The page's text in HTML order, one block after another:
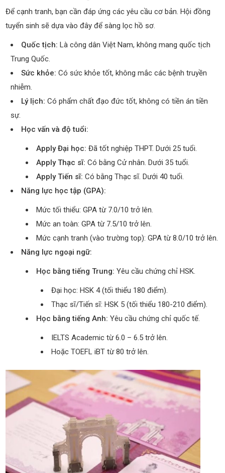
Để cạnh tranh, bạn cần đáp ứng các yêu cầu cơ bản. Hội đồng
tuyển sinh sẽ dựa vào đây để sàng lọc hồ sơ.
Quốc tịch: Là công dân Việt Nam, không mang quốc tịch
Trung Quốc.
Sức khỏe: Có sức khỏe tốt, không mắc các bệnh truyền
nhiễm.
Lý lịch: Có phẩm chất đạo đức tốt, không có tiền án tiền
sự.
Học vấn và độ tuổi:
Apply Đại học: Đã tốt nghiệp THPT. Dưới 25 tuổi.
Apply Thạc sĩ: Có bằng Cử nhân. Dưới 35 tuổi.
Apply Tiến sĩ: Có bằng Thạc sĩ. Dưới 40 tuổi.
Năng lực học tập (GPA):
Mức tối thiểu: GPA từ 7.0/10 trở lên.
Mức an toàn: GPA từ 7.5/10 trở lên.
Mức cạnh tranh (vào trường top): GPA từ 8.0/10 trở lên.
Năng lực ngoại ngữ:
Học bằng tiếng Trung: Yêu cầu chứng chỉ HSK.
Đại học: HSK 4 (tối thiểu 180 điểm).
Thạc sĩ/Tiến sĩ: HSK 5 (tối thiểu 180-210 điểm).
Học bằng tiếng Anh: Yêu cầu chứng chỉ quốc tế.
IELTS Academic từ 6.0 – 6.5 trở lên.
Hoặc TOEFL iBT từ 80 trở lên.